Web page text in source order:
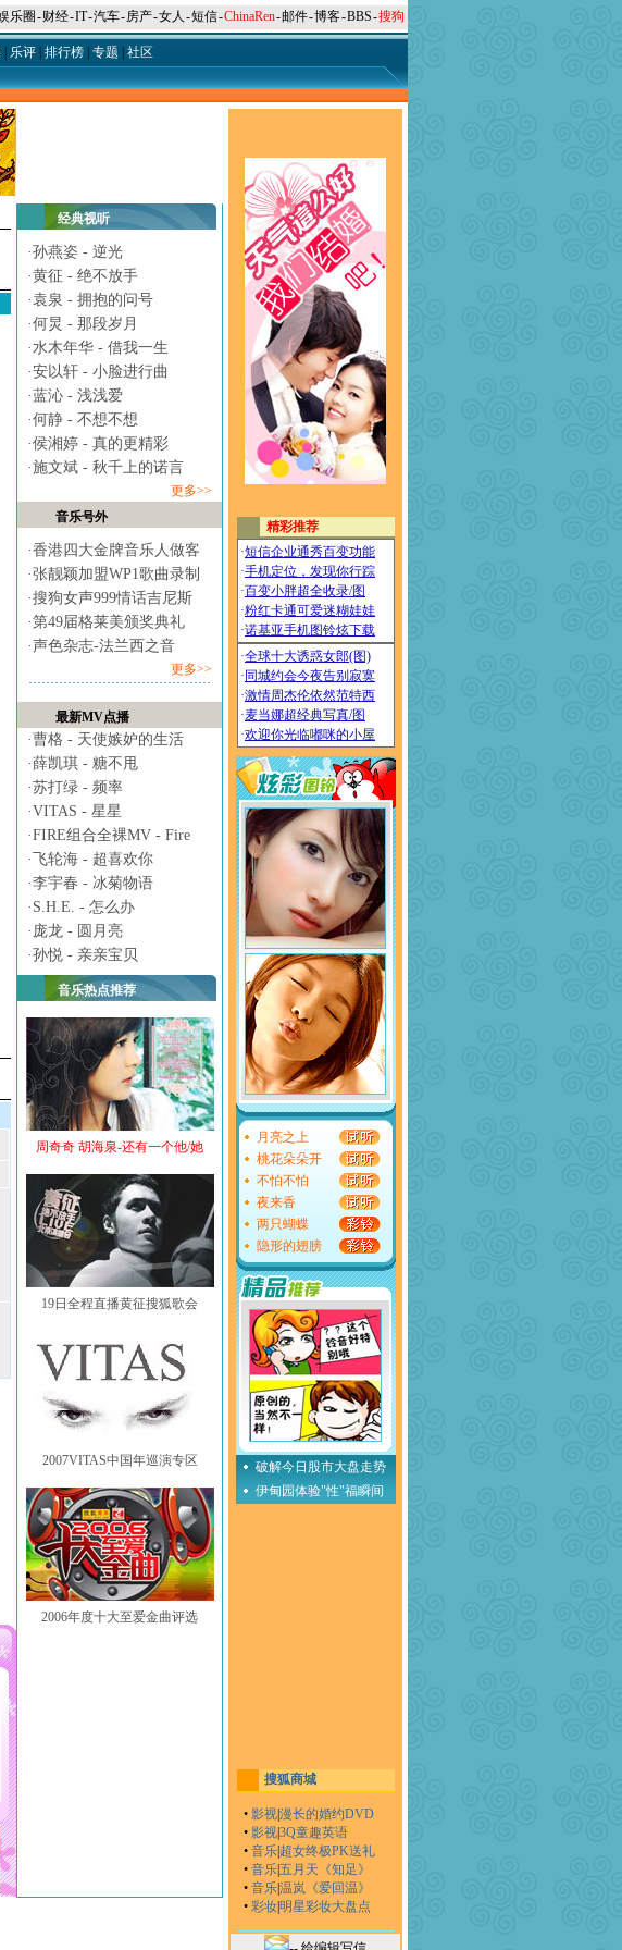
乐圈 -财经-IT-汽车-房产-女人 -短信-ChinaRen-邮件-博客-BBS-搜狗
| 乐评| 排行榜| 专题 社区
经典视听
·孙燕姿 - 逆光
·黄征 - 绝不放手
·袁泉 - 拥抱的问号
·何炅 - 那段岁月
·水木年华 - 借我一生
·安以轩 - 小脸进行曲
·蓝沁 - 浅浅爱
·何静 - 不想不想
·侯湘婷 - 真的更精彩
·施文斌 - 秋千上的诺言
更多>>
音乐号外
·香港四大金牌音乐人做客
·张靓颖加盟WP1歌曲录制
·搜狗女声999情话吉尼斯
·第49届格莱美颁奖典礼
·声色杂志-法兰西之音
更多>>
最新MV点播
·曹格 - 天使嫉妒的生活
·薛凯琪 - 糖不甩
·苏打绿 - 频率
·VITAS - 星星
·FIRE组合全裸MV - Fire
· 飞轮海 - 超喜欢你
·李宇春 - 冰菊物语
· S.H.E. - 怎么办
· 庞龙 - 圆月亮
·孙悦 - 亲亲宝贝
音乐热点推荐
周奇奇 胡海泉-还有一个他/她
19日全程直播黄征搜狐歌会
2007VITAS中国年巡演专区
2006年度十大至爱金曲评选
月亮之上
桃花朵朵开
不怕不怕
夜来香
两只蝴蝶
隐形的翅膀
破解今日股市大盘走势
伊甸园体验"性"福瞬间
搜狐商城
• 影视漫长的婚约DVD
• 影视3Q童趣英语
• 音乐 超女终极PK送礼
• 音乐五月天《知足》
• 音乐温岚《爱回温》
• 彩妆明星彩妆大盘点